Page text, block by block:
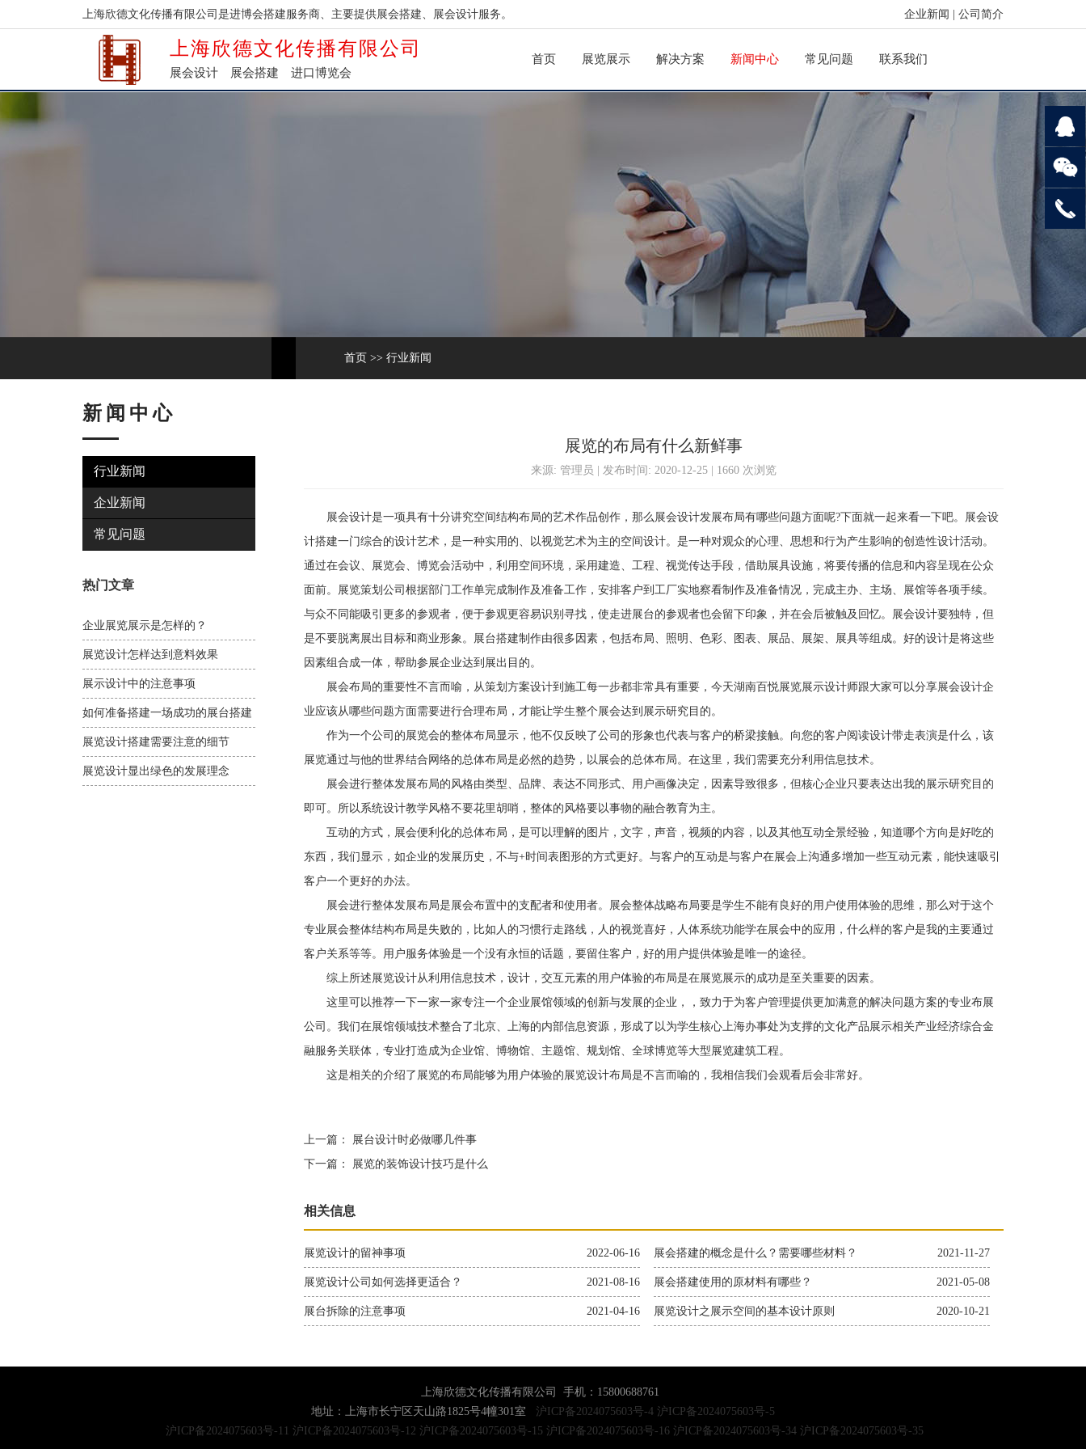
企业新闻 公司简介
上海欣德文化传播有限公司是进博会搭建服务商、主要提供展会搭建、展会设计服务。
上海欣德文化传播有限公司
展会设计 展会搭建 进口博览会
首页 展览展示 解决方案 新闻中心 常见问题 联系我们
首页 >> 行业新闻
新闻中心
行业新闻
企业新闻
常见问题
热门文章
企业展览展示是怎样的？
展览设计怎样达到意料效果
展示设计中的注意事项
如何准备搭建一场成功的展台搭建
展览设计搭建需要注意的细节
展览设计显出绿色的发展理念
展览的布局有什么新鲜事
来源: 管理员 | 发布时间: 2020-12-25 | 1660 次浏览
展会设计是一项具有十分讲究空间结构布局的艺术作品创作，那么展会设计发展布局有哪些问题方面呢?下面就一起来看一下吧。展会设
计搭建一门综合的设计艺术，是一种实用的、以视觉艺术为主的空间设计。是一种对观众的心理、思想和行为产生影响的创造性设计活动。
通过在会议、展览会、博览会活动中，利用空间环境，采用建造、工程、视觉传达手段，借助展具设施，将要传播的信息和内容呈现在公众
面前。展览策划公司根据部门工作单完成制作及准备工作，安排客户到工厂实地察看制作及准备情况，完成主办、主场、展馆等各项手续。
与众不同能吸引更多的参观者，便于参观更容易识别寻找，使走进展台的参观者也会留下印象，并在会后被触及回忆。展会设计要独特，但
是不要脱离展出目标和商业形象。展台搭建制作由很多因素，包括布局、照明、色彩、图表、展品、展架、展具等组成。好的设计是将这些
因素组合成一体，帮助参展企业达到展出目的。
展会布局的重要性不言而喻，从策划方案设计到施工每一步都非常具有重要，今天湖南百悦展览展示设计师跟大家可以分享展会设计企
业应该从哪些问题方面需要进行合理布局，才能让学生整个展会达到展示研究目的。
作为一个公司的展览会的整体布局显示，他不仅反映了公司的形象也代表与客户的桥梁接触。向您的客户阅读设计带走表演是什么，该
展览通过与他的世界结合网络的总体布局是必然的趋势，以展会的总体布局。在这里，我们需要充分利用信息技术。
展会进行整体发展布局的风格由类型、品牌、表达不同形式、用户画像决定，因素导致很多，但核心企业只要表达出我的展示研究目的
即可。所以系统设计教学风格不要花里胡哨，整体的风格要以事物的融合教育为主。
互动的方式，展会便利化的总体布局，是可以理解的图片，文字，声音，视频的内容，以及其他互动全景经验，知道哪个方向是好吃的
东西，我们显示，如企业的发展历史，不与+时间表图形的方式更好。与客户的互动是与客户在展会上沟通多增加一些互动元素，能快速吸引
客户一个更好的办法。
展会进行整体发展布局是展会布置中的支配者和使用者。展会整体战略布局要是学生不能有良好的用户使用体验的思维，那么对于这个
专业展会整体结构布局是失败的，比如人的习惯行走路线，人的视觉喜好，人体系统功能学在展会中的应用，什么样的客户是我的主要通过
客户关系等等。用户服务体验是一个没有永恒的话题，要留住客户，好的用户提供体验是唯一的途径。
综上所述展览设计从利用信息技术，设计，交互元素的用户体验的布局是在展览展示的成功是至关重要的因素。
这里可以推荐一下一家一家专注一个企业展馆领域的创新与发展的企业，，致力于为客户管理提供更加满意的解决问题方案的专业布展
公司。我们在展馆领域技术整合了北京、上海的内部信息资源，形成了以为学生核心上海办事处为支撑的文化产品展示相关产业经济综合金
融服务关联体，专业打造成为企业馆、博物馆、主题馆、规划馆、全球博览等大型展览建筑工程。
这是相关的介绍了展览的布局能够为用户体验的展览设计布局是不言而喻的，我相信我们会观看后会非常好。
上一篇：
展台设计时必做哪几件事
下一篇：
展览的装饰设计技巧是什么
相关信息
2022-06-16
展览设计的留神事项 2021-11-27
展会搭建的概念是什么？需要哪些材料？
2021-08-16
展览设计公司如何选择更适合？ 2021-05-08
展会搭建使用的原材料有哪些？
2021-04-16
展台拆除的注意事项 2020-10-21
展览设计之展示空间的基本设计原则
上海欣德文化传播有限公司 手机：15800688761
地址：上海市长宁区天山路1825号4幢301室 沪ICP备2024075603号-4 沪ICP备2024075603号-5
沪ICP备2024075603号-11 沪ICP备2024075603号-12 沪ICP备2024075603号-15 沪ICP备2024075603号-16 沪ICP备2024075603号-34 沪ICP备2024075603号-35